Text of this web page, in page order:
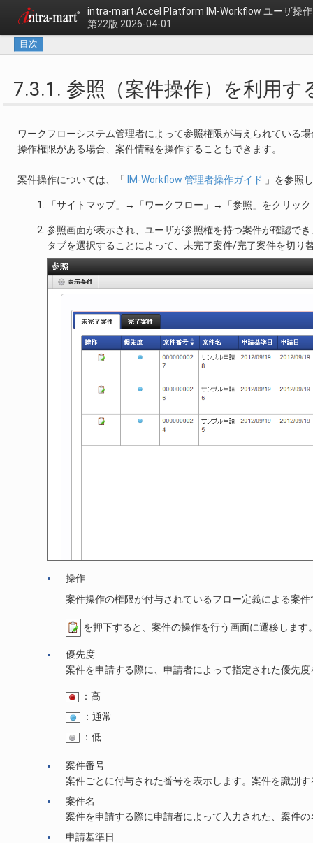
intra-mart Accel Platform IM-Workflow ユーザ操
第22版 2026-04-01
目次
7.3.1. 参照（案件操作）を利用す
ワークフローシステム管理者によって参照権限が与えられている
操作権限がある場合、案件情報を操作することもできます。
案件操作については、「 IM-Workflow 管理者操作ガイド 」を参照
「サイトマップ」→「ワークフロー」→「参照」をクリッ
参照画面が表示され、ユーザが参照権を持つ案件が確認で
タブを選択することによって、未完了案件/完了案件を切り
操作
案件操作の権限が付与されているフロー定義による案
を押下すると、案件の操作を行う画面に遷移します
優先度
案件を申請する際に、申請者によって指定された優先
：高
：通常
：低
案件番号
案件ごとに付与された番号を表示します。案件を識別す
案件名
案件を申請する際に申請者によって入力された、案件
申請基準日